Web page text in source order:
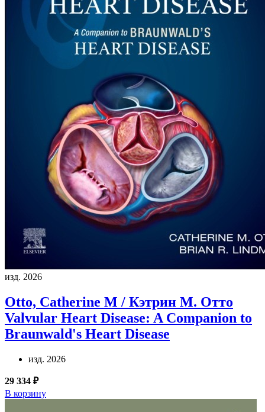
изд. 2026
Otto, Catherine M / Кэтрин М. Отто
Valvular Heart Disease: A Companion to
Braunwald's Heart Disease
изд. 2026
29 334 ₽
В корзину